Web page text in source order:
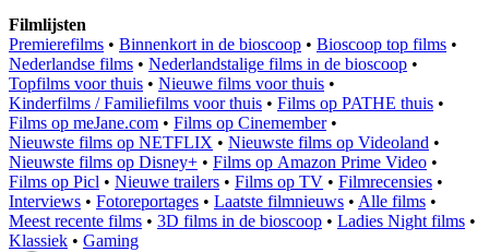
Filmlijsten
Premierefilms • Binnenkort in de bioscoop • Bioscoop top films •
Nederlandse films • Nederlandstalige films in de bioscoop •
Topfilms voor thuis • Nieuwe films voor thuis •
Kinderfilms / Familiefilms voor thuis • Films op PATHE thuis •
Films op meJane.com • Films op Cinemember•
Nieuwste films op NETFLIX • Nieuwste films op Videoland •
Nieuwste films op Disney+ • Films op Amazon Prime Video •
Films op Picl • Nieuwe trailers • Films op TV • Filmrecensies •
Interviews • Fotoreportages • Laatste filmnieuws • Alle films •
Meest recente films • 3D films in de bioscoop • Ladies Night films •
Klassiek • Gaming